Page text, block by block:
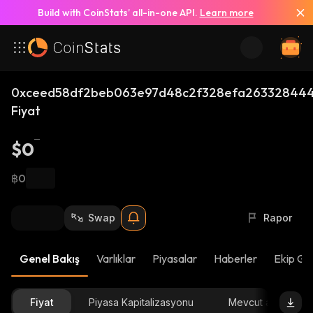
Build with CoinStats’ all-in-one API. Learn more
Fiyat
$0
฿0
Swap Rapor
Genel Bakış Varlıklar Piyasalar Haberler Ekip
Fiyat Piyasa Kapitalizasyonu Mevcut arz